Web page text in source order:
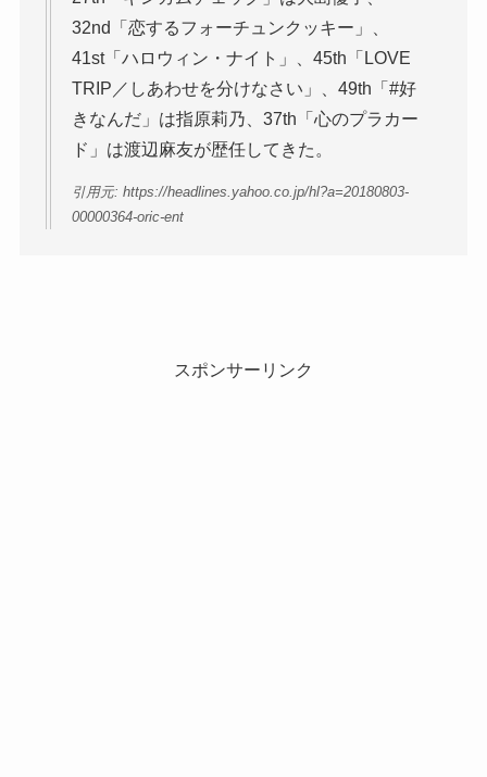
32nd「恋するフォーチュンクッキー」、
41st「ハロウィン・ナイト」、45th「LOVE
TRIP／しあわせを分けなさい」、49th「#好
きなんだ」は指原莉乃、37th「心のプラカー
ド」は渡辺麻友が歴任してきた。
引用元: https://headlines.yahoo.co.jp/hl?a=20180803-
00000364-oric-ent
スポンサーリンク